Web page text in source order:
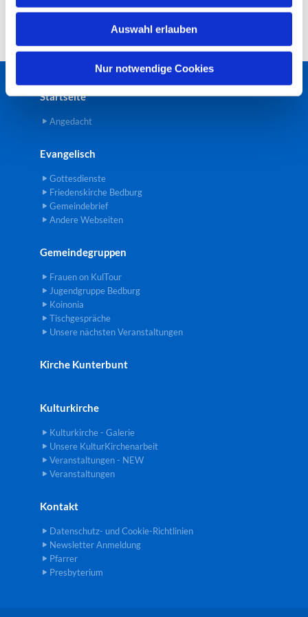
l
Auswahl erlauben
Nur notwendige Cookies
Startseite
Angedacht
Evangelisch
Gottesdienste
Friedenskirche Bedburg
Gemeindebrief
Andere Webseiten
Gemeindegruppen
Frauen on KulTour
Jugendgruppe Bedburg
Koinonia
Tischgespräche
Unsere nächsten Veranstaltungen
Kirche Kunterbunt
Kulturkirche
Kulturkirche - Galerie
Unsere KulturKirchenarbeit
Veranstaltungen - NEW
Veranstaltungen
Kontakt
Datenschutz- und Cookie-Richtlinien
Newsletter Anmeldung
Pfarrer
Presbyterium